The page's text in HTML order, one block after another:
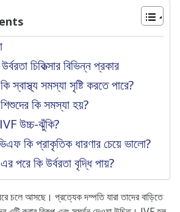
চিকিত্সার বিভিন্ন প্রকার
স্বাস্থ্য সমস্যা সৃষ্টি করতে পারে?
কি সমস্যা হয়?
উচ্চ-ঝুঁকি?
কি প্রাকৃতিক ধারণার চেয়ে ভালো?
পরে কি উর্বরতা বৃদ্ধি পায়?
চলে আসছে। প্রত্যেক দম্পতি যারা তাদের বাড়িতে